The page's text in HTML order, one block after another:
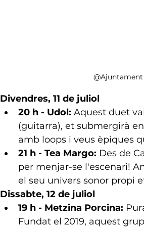
Divendres, 11 de juliol
20 h - Udol: Aquest duet
(guitarra), et submergirà
amb loops i veus èpiques
21 h - Tea Margo: Des de
per menjar-se l'escenari!
el seu univers sonor propi
Dissabte, 12 de juliol
19 h - Metzina Porcina:
Fundat el 2019, aquest